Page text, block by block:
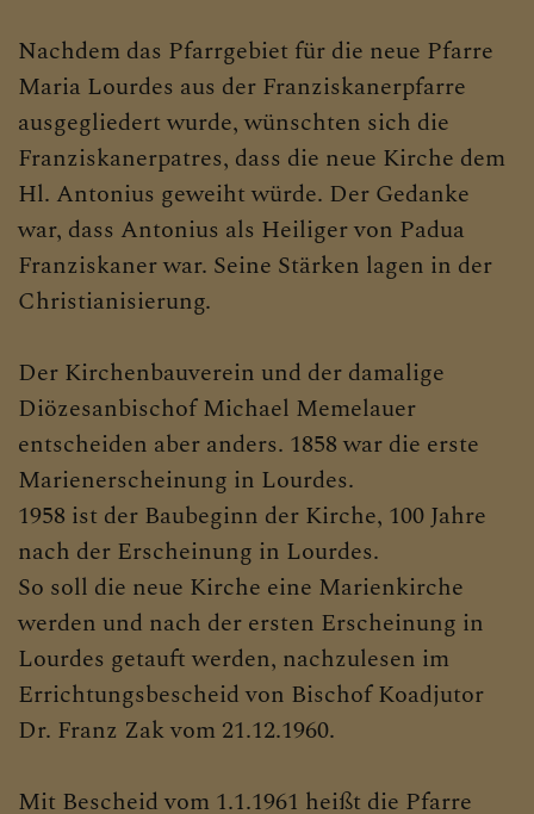
Nachdem das Pfarrgebiet für die neue Pfarre
Maria Lourdes aus der Franziskanerpfarre
ausgegliedert wurde, wünschten sich die
Franziskanerpatres, dass die neue Kirche dem
Hl. Antonius geweiht würde. Der Gedanke
war, dass Antonius als Heiliger von Padua
Franziskaner war. Seine Stärken lagen in der
Christianisierung.
Der Kirchenbauverein und der damalige
Diözesanbischof Michael Memelauer
entscheiden aber anders. 1858 war die erste
Marienerscheinung in Lourdes.
1958 ist der Baubeginn der Kirche, 100 Jahre
nach der Erscheinung in Lourdes.
So soll die neue Kirche eine Marienkirche
werden und nach der ersten Erscheinung in
Lourdes getauft werden, nachzulesen im
Errichtungsbescheid von Bischof Koadjutor
Dr. Franz Zak vom 21.12.1960.
Mit Bescheid vom 1.1.1961 heißt die Pfarre